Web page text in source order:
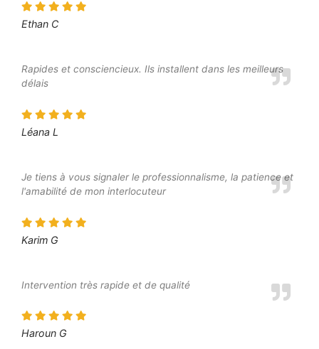
Ethan C
Rapides et consciencieux. Ils installent dans les meilleurs
délais
Léana L
Je tiens à vous signaler le professionnalisme, la patience et
l'amabilité de mon interlocuteur
Karim G
Intervention très rapide et de qualité
Haroun G